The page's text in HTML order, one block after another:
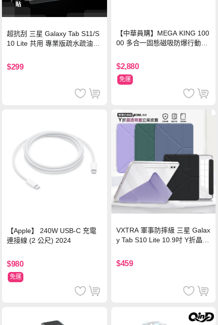
超抗刮 三星 Galaxy Tab S11/S
10 Lite 共用 專業版疏水疏油9H
$299
【中華員購】MEGA KING 100
00 多合一固態磁吸防爆行動電
$2,880
免運
【Apple】 240W USB-C 充電
連接線 (2 公尺) 2024
$980
免運
VXTRA 軍事防摔級 三星 Galax
y Tab S10 Lite 10.9吋 Y折晶透
$459